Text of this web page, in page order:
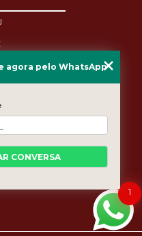
SITE
1
agora pelo WhatsApp
CONVERSA